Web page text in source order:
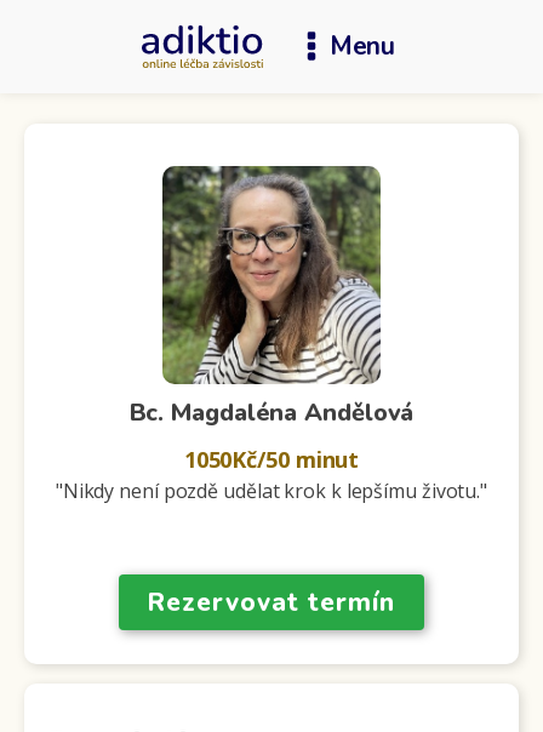
Menu
Bc. Magdaléna Andělová
1050Kč/50 minut
"Nikdy není pozdě udělat krok k lepšímu životu."
Rezervovat termín